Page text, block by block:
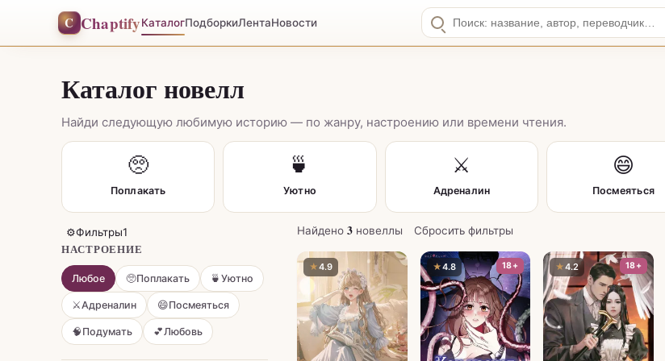
C ChaptifyКаталогПодборкиЛентаНовости
Каталог новелл
Найди следующую любимую историю — по жанру, настроению или времени чтения.
🥺
Поплакать
🍵
Уютно
⚔️
Адреналин
😄
Посмеяться
⚙Фильтры1
НАСТРОЕНИЕ
Любое 🥺Поплакать 🍵 Уютно
⚔️Адреналин 😄Посмеяться
🧠 Подумать 💕Любовь
Найдено 3 новеллы Сбросить фильтры
★4.9 ★4.8 18+
★
★4.2 18+
★